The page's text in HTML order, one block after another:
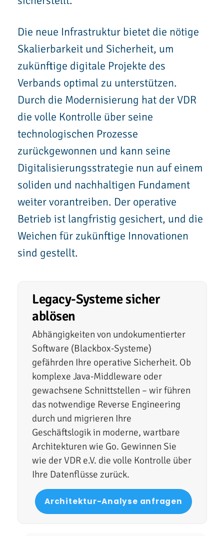
Die neue Infrastruktur bietet die nötige
Skalierbarkeit und Sicherheit, um
zukünftige digitale Projekte des
Verbands optimal zu unterstützen.
Durch die Modernisierung hat der VDR
die volle Kontrolle über seine
technologischen Prozesse
zurückgewonnen und kann seine
Digitalisierungsstrategie nun auf einem
soliden und nachhaltigen Fundament
weiter vorantreiben. Der operative
Betrieb ist langfristig gesichert, und die
Weichen für zukünftige Innovationen
sind gestellt.
Legacy-Systeme sicher
ablösen
Abhängigkeiten von undokumentierter
Software (Blackbox-Systeme)
gefährden Ihre operative Sicherheit. Ob
komplexe Java-Middleware oder
gewachsene Schnittstellen – wir führen
das notwendige Reverse Engineering
durch und migrieren Ihre
Geschäftslogik in moderne, wartbare
Architekturen wie Go. Gewinnen Sie
wie der VDR e.V. die volle Kontrolle über
Ihre Datenflüsse zurück.
Architektur-Analyse anfragen